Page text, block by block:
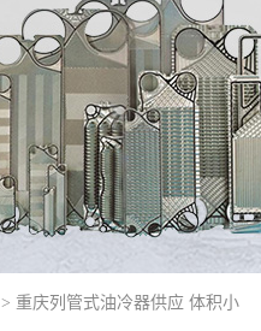
> 重庆列管式油冷器供应 体积小